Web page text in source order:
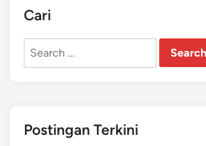
Cari
Postingan Terkini